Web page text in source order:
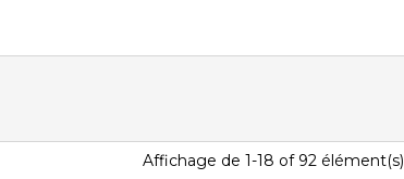
Affichage de 1-18 of 92 élément(s)